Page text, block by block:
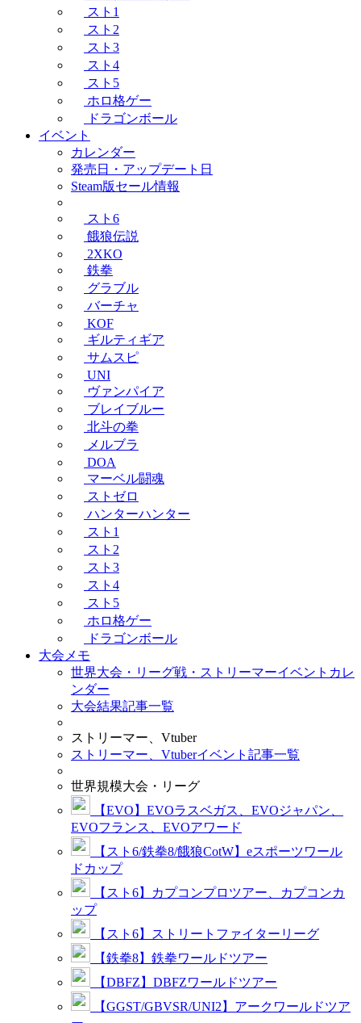
スト1
スト2
スト3
スト4
スト5
ホロ格ゲー
ドラゴンボール
イベント
カレンダー
発売日・アップデート日
Steam版セール情報
スト6
餓狼伝説
2XKO
鉄拳
グラブル
バーチャ
KOF
ギルティギア
サムスピ
UNI
ヴァンパイア
ブレイブルー
北斗の拳
メルブラ
DOA
マーベル闘魂
ストゼロ
ハンターハンター
スト1
スト2
スト3
スト4
スト5
ホロ格ゲー
ドラゴンボール
大会メモ
世界大会・リーグ戦・ストリーマーイベントカレ
ンダー
大会結果記事一覧
ストリーマー、Vtuber
ストリーマー、Vtuberイベント記事一覧
世界規模大会・リーグ
【EVO】EVOラスベガス、EVOジャパン、
EVOフランス、EVOアワード
【スト6/鉄拳8/餓狼CotW】eスポーツワール
ドカップ
【スト6】カプコンプロツアー、カプコンカ
ップ
【スト6】ストリートファイターリーグ
【鉄拳8】鉄拳ワールドツアー
【DBFZ】DBFZワールドツアー
【GGST/GBVSR/UNI2】アークワールドツア